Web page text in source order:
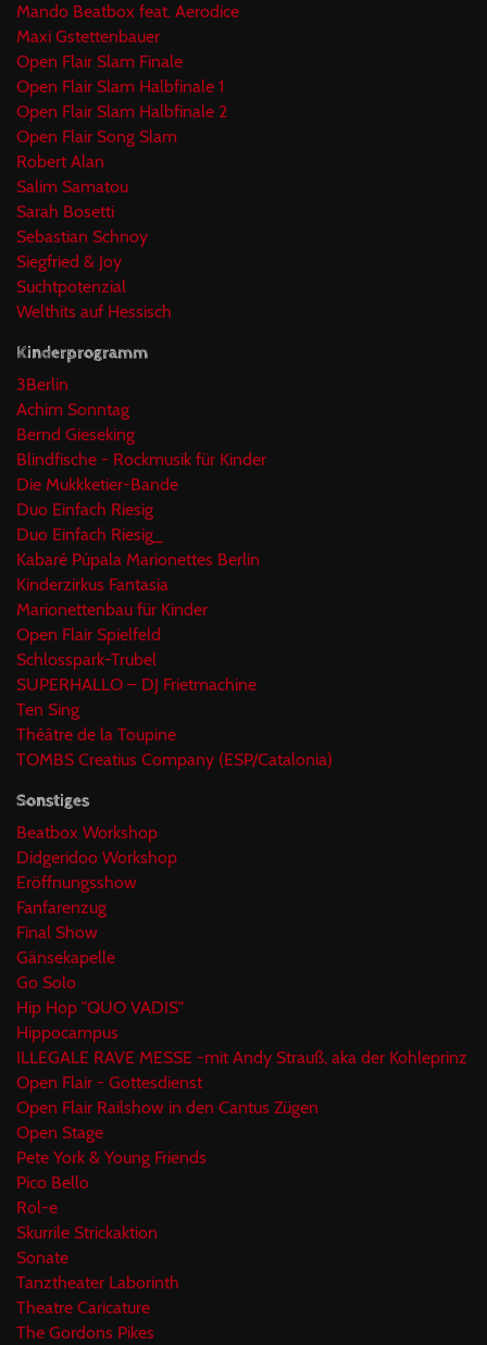
Mando Beatbox feat. Aerodice
Maxi Gstettenbauer
Open Flair Slam Finale
Open Flair Slam Halbfinale 1
Open Flair Slam Halbfinale 2
Open Flair Song Slam
Robert Alan
Salim Samatou
Sarah Bosetti
Sebastian Schnoy
Siegfried & Joy
Suchtpotenzial
Welthits auf Hessisch
Kinderprogramm
3Berlin
Achim Sonntag
Bernd Gieseking
Blindfische - Rockmusik für Kinder
Die Mukkketier-Bande
Duo Einfach Riesig
Duo Einfach Riesig_
Kabaré Púpala Marionettes Berlin
Kinderzirkus Fantasia
Marionettenbau für Kinder
Open Flair Spielfeld
Schlosspark-Trubel
SUPERHALLO – DJ Frietmachine
Ten Sing
Théâtre de la Toupine
TOMBS Creatius Company (ESP/Catalonia)
Sonstiges
Beatbox Workshop
Didgeridoo Workshop
Eröffnungsshow
Fanfarenzug
Final Show
Gänsekapelle
Go Solo
Hip Hop "QUO VADIS"
Hippocampus
ILLEGALE RAVE MESSE -mit Andy Strauß, aka der Kohleprinz
Open Flair - Gottesdienst
Open Flair Railshow in den Cantus Zügen
Open Stage
Pete York & Young Friends
Pico Bello
Rol-e
Skurrile Strickaktion
Sonate
Tanztheater Laborinth
Theatre Caricature
The Gordons Pikes